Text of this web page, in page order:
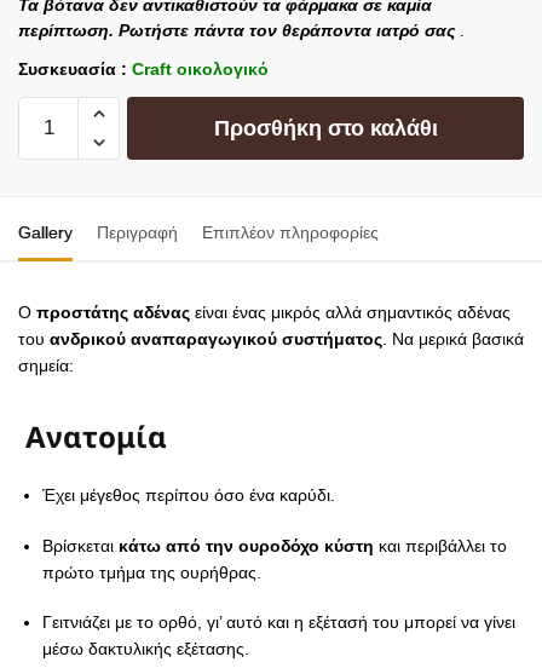
Τα βότανα δεν αντικαθιστούν τα φάρμακα σε καμία
περίπτωση. Ρωτήστε πάντα τον θεράποντα ιατρό σας .
Συσκευασία : Craft οικολογικό
Προσθήκη στο καλάθι
Gallery Περιγραφή Επιπλέον πληροφορίες
Ο προστάτης αδένας είναι ένας μικρός αλλά σημαντικός αδένας
του ανδρικού αναπαραγωγικού συστήματος. Να μερικά βασικά
σημεία:
Ανατομία
Έχει μέγεθος περίπου όσο ένα καρύδι.
Βρίσκεται κάτω από την ουροδόχο κύστη και περιβάλλει το
πρώτο τμήμα της ουρήθρας.
Γειτνιάζει με το ορθό, γι’ αυτό και η εξέτασή του μπορεί να γίνει
μέσω δακτυλικής εξέτασης.